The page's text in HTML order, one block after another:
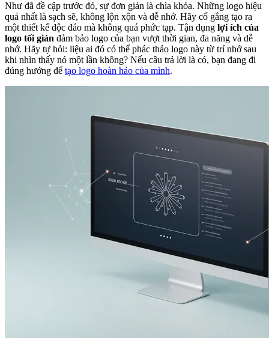
Như đã đề cập trước đó, sự đơn giản là chìa khóa. Những logo hiệu
quả nhất là sạch sẽ, không lộn xộn và dễ nhớ. Hãy cố gắng tạo ra
một thiết kế độc đáo mà không quá phức tạp. Tận dụng lợi ích của
logo tối giản đảm bảo logo của bạn vượt thời gian, đa năng và dễ
nhớ. Hãy tự hỏi: liệu ai đó có thể phác thảo logo này từ trí nhớ sau
khi nhìn thấy nó một lần không? Nếu câu trả lời là có, bạn đang đi
đúng hướng để tạo logo hoàn hảo của mình.